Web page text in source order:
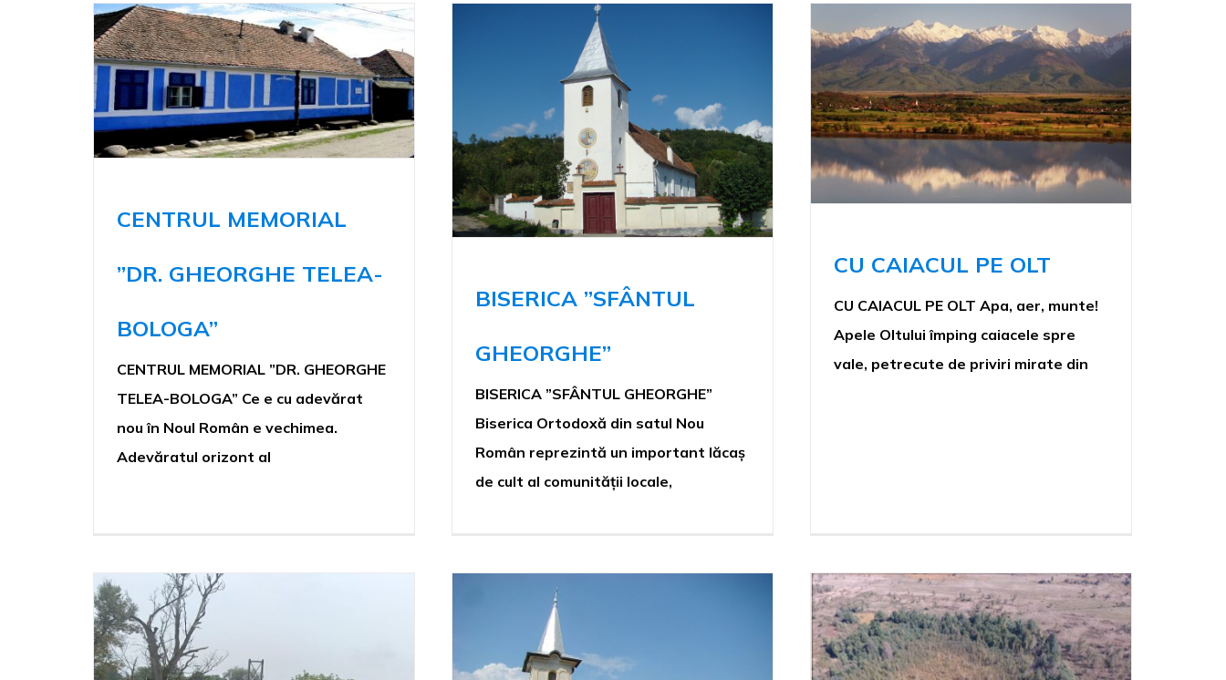
CENTRUL MEMORIAL
”DR. GHEORGHE TELEA-
BOLOGA”
CENTRUL MEMORIAL ”DR. GHEORGHE
TELEA-BOLOGA” Ce e cu adevărat
nou în Noul Român e vechimea.
Adevăratul orizont al
BISERICA ”SFÂNTUL
GHEORGHE”
BISERICA ”SFÂNTUL GHEORGHE”
Biserica Ortodoxă din satul Nou
Român reprezintă un important lăcaș
de cult al comunității locale,
CU CAIACUL PE OLT
CU CAIACUL PE OLT Apa, aer, munte!
Apele Oltului împing caiacele spre
vale, petrecute de priviri mirate din